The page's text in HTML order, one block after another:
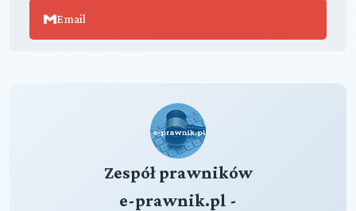
Email
Zespół prawników
e-prawnik.pl -